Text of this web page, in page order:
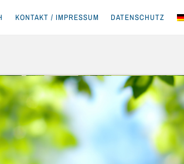
KONTAKT / IMPRESSUM DATENSCHUTZ